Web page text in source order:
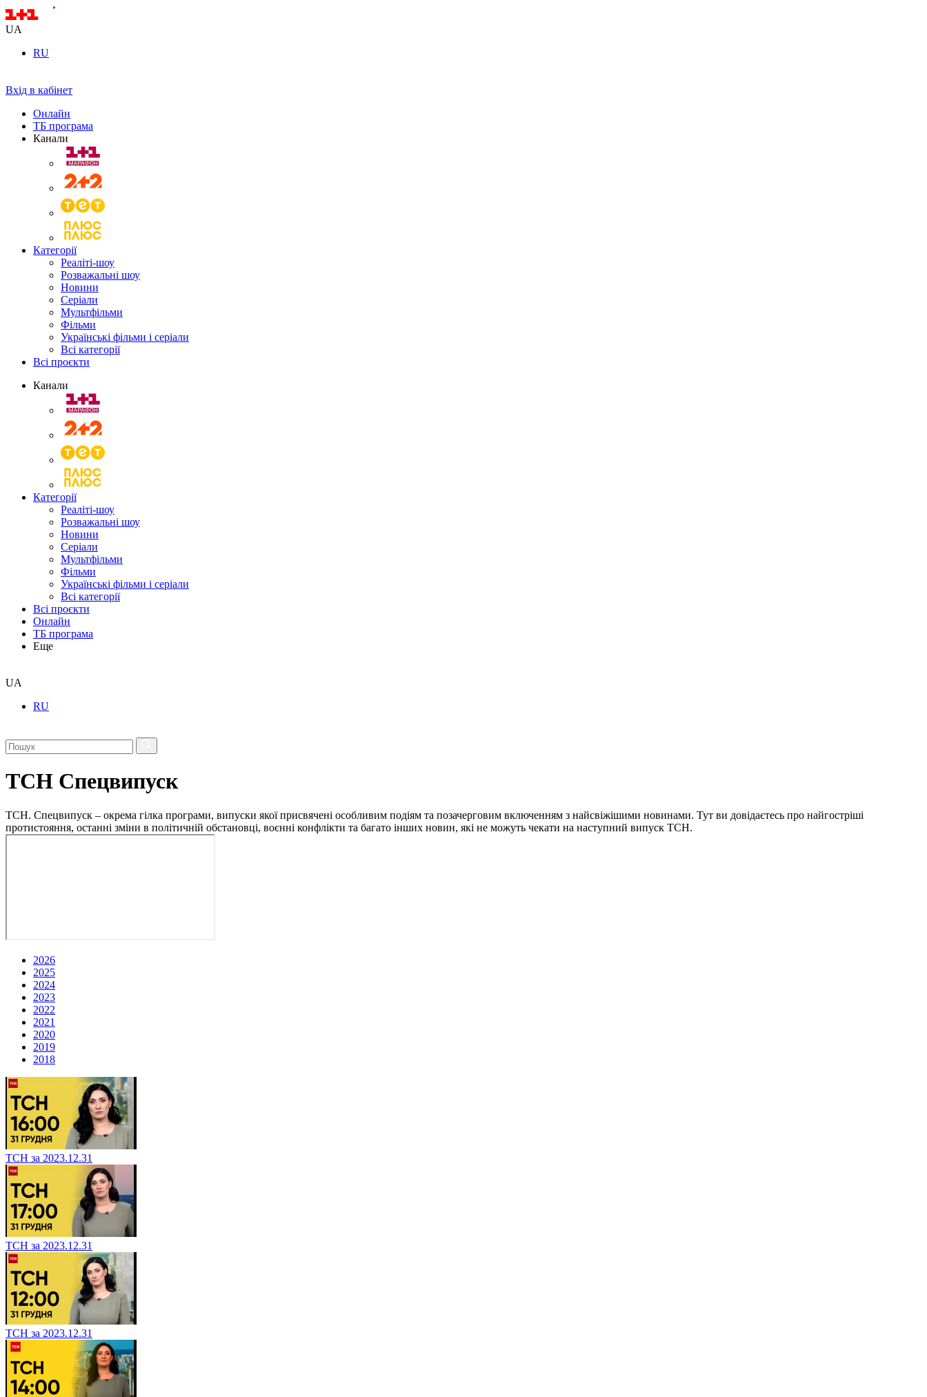
UA
RU
Вхід в кабінет
Онлайн
ТБ програма
Канали
Категорії
Реаліті-шоу
Розважальні шоу
Новини
Серіали
Мультфільми
Фільми
Українські фільми і серіали
Всі категорії
Всі проєкти
Канали
Категорії
Реаліті-шоу
Розважальні шоу
Новини
Серіали
Мультфільми
Фільми
Українські фільми і серіали
Всі категорії
Всі проєкти
Онлайн
ТБ програма
Еще
UA
RU
ТСН Спецвипуск
ТСН. Спецвипуск – окрема гілка програми, випуски якої присвячені особливим подіям та позачерговим включенням з найсвіжішими новинами. Тут ви довідаєтесь про найгостріші
протистояння, останні зміни в політичній обстановці, воєнні конфлікти та багато інших новин, які не можуть чекати на наступний випуск ТСН.
2026
2025
2024
2023
2022
2021
2020
2019
2018
ТСН за 2023.12.31
ТСН за 2023.12.31
ТСН за 2023.12.31